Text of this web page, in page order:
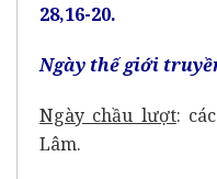
28,16-20.
Ngày thế giới
Ngày chầu lượt:
Lâm.